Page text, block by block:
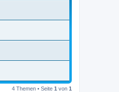
4 Themen • Seite 1 von 1